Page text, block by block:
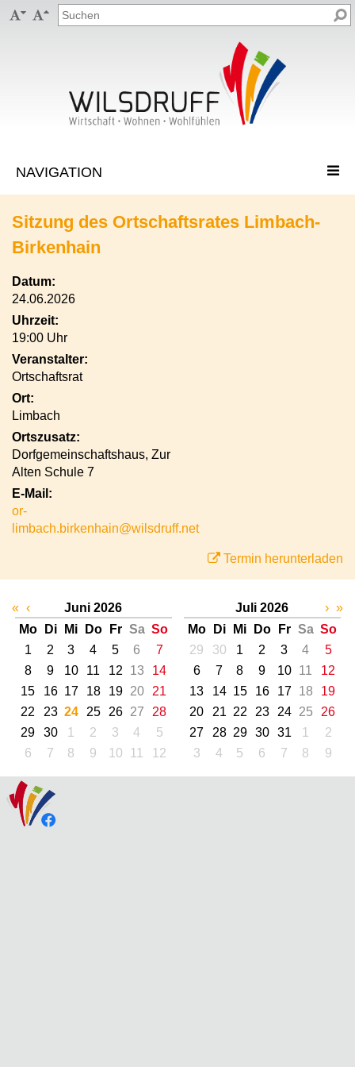
 
Sitzung des Ortschaftsrates Limbach-
Birkenhain
Datum:
24.06.2026
Uhrzeit:
19:00 Uhr
Veranstalter:
Ortschaftsrat
Ort:
Limbach
Ortszusatz:
Dorfgemeinschaftshaus, Zur
Alten Schule 7
E-Mail:
or-
limbach.birkenhain@wilsdruff.net
Termin herunterladen
« ‹
Juni 2026
Mo
Di Mi Do Fr Sa So
1
2 3 4 5 6
7
8
9 10 11 12 13
14
15
16 17 18 19 20
21
22
23 24 25 26 27
28
29
30 1 2 3 4
5
6
7 8 9 10 11 12
Juli 2026
Mo
Di Mi Do Fr Sa So
29
30 1 2 3 4
5
6
7 8 9 10 11
12
13
14 15 16 17 18
19
20
21 22 23 24 25
26
27
28 29 30 31 1
2
3
4 5 6 7 8 9
› »